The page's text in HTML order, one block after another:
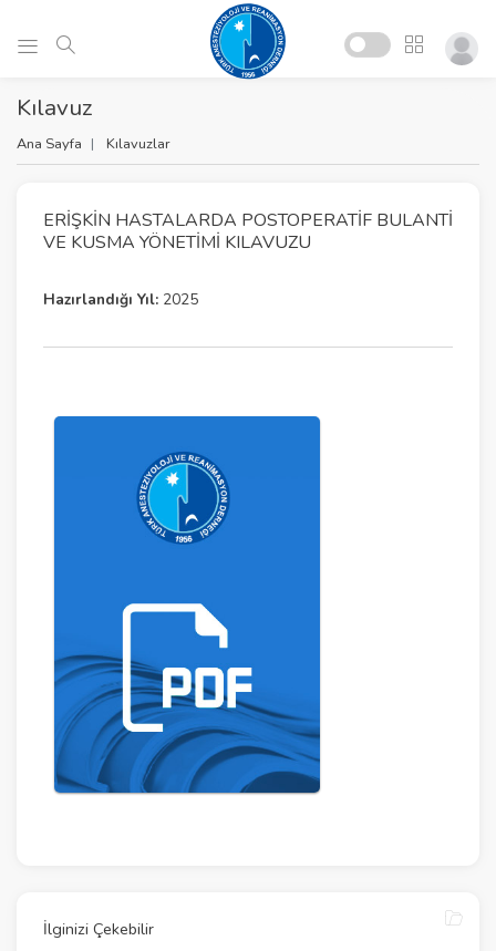
Kılavuz
Ana Sayfa Kılavuzlar
ERIŞKIN HASTALARDA POSTOPERATIF BULANTI
VE KUSMA YÖNETIMI KILAVUZU
Hazırlandığı Yıl: 2025
İlginizi Çekebilir